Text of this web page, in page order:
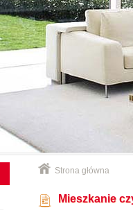
Strona główna
Mieszkanie